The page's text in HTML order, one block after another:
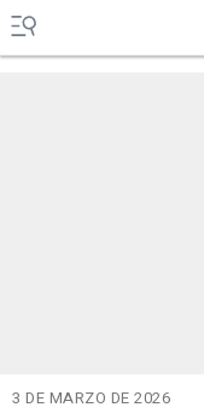
3 DE MARZO DE 2026